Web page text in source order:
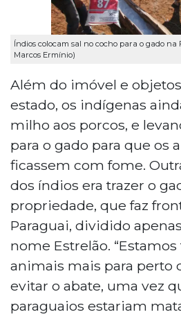
Índios colocam sal no cocho para o gado
Marcos Ermínio)
Além do imóvel e
estado, os indígenas
milho aos porcos, e
para o gado para que os
ficassem com fome.
dos índios era trazer o
propriedade, que faz
Paraguai, dividido
nome Estrelão.
animais mais para perto
evitar o abate, uma vez
paraguaios estariam